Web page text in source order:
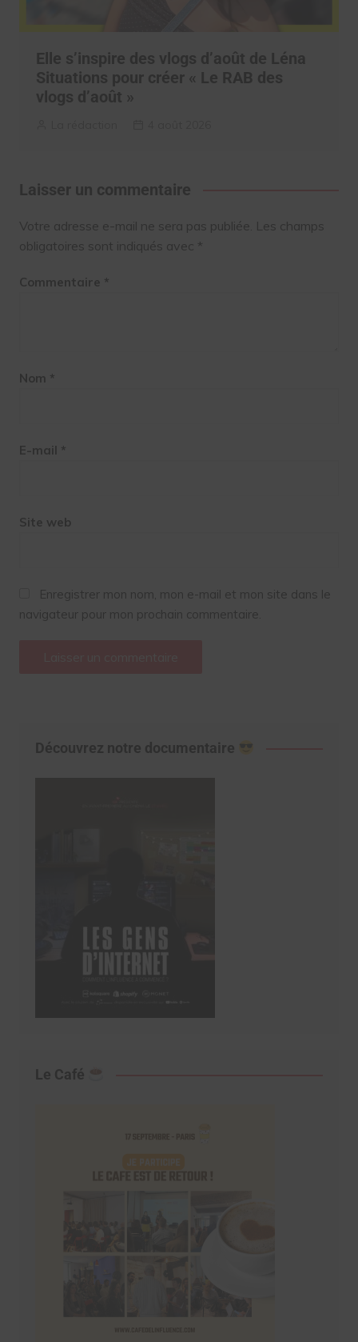
Elle s’inspire des vlogs d’août de Léna
Situations pour créer « Le RAB des
vlogs d’août »
Laisser un commentaire
Votre adresse e-mail ne sera pas publiée. Les champs
obligatoires sont indiqués avec *
Commentaire *
Nom *
E-mail *
Site web
Enregistrer mon nom, mon e-mail et mon site dans le
navigateur pour mon prochain commentaire.
Découvrez notre documentaire
Le Café